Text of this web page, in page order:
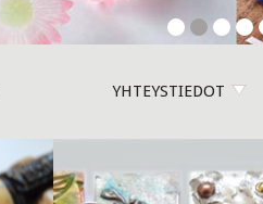
YHTEYSTIEDOT